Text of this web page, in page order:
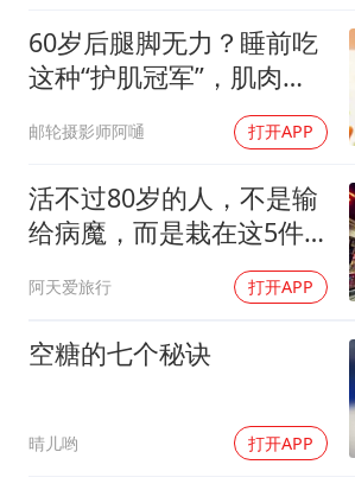
乐享全民健身
60岁后腿脚无力？睡前吃
这种“护肌冠军”，肌肉合
邮轮摄影师阿嗵 打开APP
活不过80岁的人，不是输
给病魔，而是栽在这5件
阿天爱旅行 打开APP
空糖的七个秘诀
晴儿哟 打开APP